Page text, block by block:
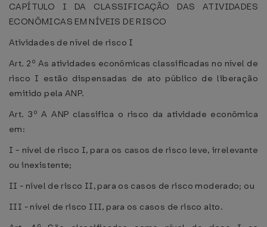
CAPÍTULO I DA CLASSIFICAÇÃO DAS ATIVIDADES
ECONÔMICAS EM NÍVEIS DE RISCO
Atividades de nível de risco I
Art. 2º As atividades econômicas classificadas no nível de
risco I estão dispensadas de ato público de liberação
emitido pela ANP.
Art. 3º A ANP classifica o risco da atividade econômica
em:
I - nível de risco I, para os casos de risco leve, irrelevante
ou inexistente;
II - nível de risco II, para os casos de risco moderado; ou
III - nível de risco III, para os casos de risco alto.